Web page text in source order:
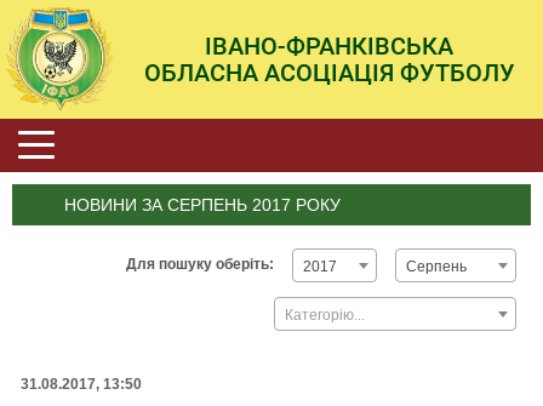
ІВАНО-ФРАНКІВСЬКА
ОБЛАСНА АСОЦІАЦІЯ ФУТБОЛУ
НОВИНИ ЗА СЕРПЕНЬ 2017 РОКУ
Для пошуку оберіть: 2017 Серпень
Категорію...
31.08.2017, 13:50